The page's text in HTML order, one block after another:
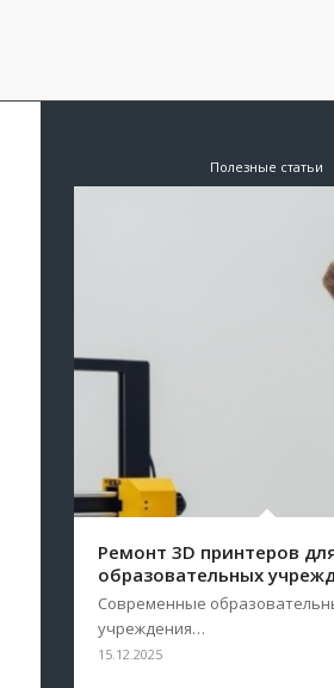
Полезные статьи
Ремонт 3D принтеров
образовательных
Современные
учреждения…
15.12.2025